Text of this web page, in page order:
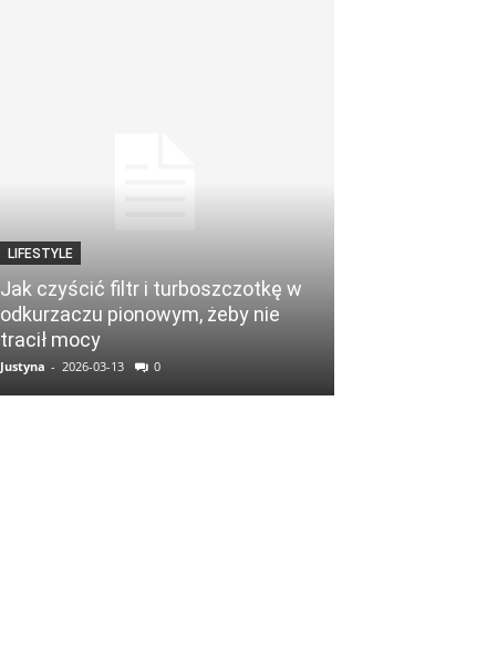
LIFESTYLE
Jak czyścić filtr i turboszczotkę w
odkurzaczu pionowym, żeby nie
tracił mocy
Justyna - 2026-03-13 0